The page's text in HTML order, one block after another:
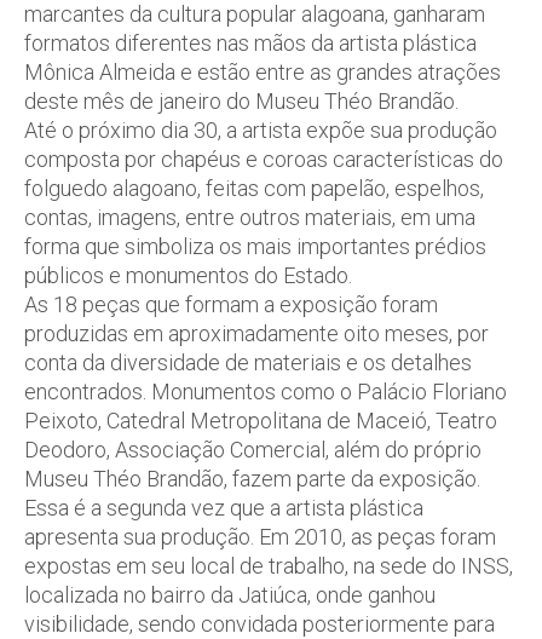
marcantes da cultura popular alagoana, ganharam
formatos diferentes nas mãos da artista plástica
Mônica Almeida e estão entre as grandes atrações
deste mês de janeiro do Museu Théo Brandão.
Até o próximo dia 30, a artista expõe sua produção
composta por chapéus e coroas características do
folguedo alagoano, feitas com papelão, espelhos,
contas, imagens, entre outros materiais, em uma
forma que simboliza os mais importantes prédios
públicos e monumentos do Estado.
As 18 peças que formam a exposição foram
produzidas em aproximadamente oito meses, por
conta da diversidade de materiais e os detalhes
encontrados. Monumentos como o Palácio Floriano
Peixoto, Catedral Metropolitana de Maceió, Teatro
Deodoro, Associação Comercial, além do próprio
Museu Théo Brandão, fazem parte da exposição.
Essa é a segunda vez que a artista plástica
apresenta sua produção. Em 2010, as peças foram
expostas em seu local de trabalho, na sede do INSS,
localizada no bairro da Jatiúca, onde ganhou
visibilidade, sendo convidada posteriormente para